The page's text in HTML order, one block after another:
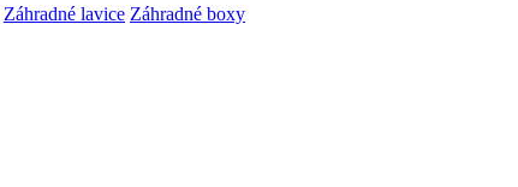
Záhradné lavice Záhradné boxy